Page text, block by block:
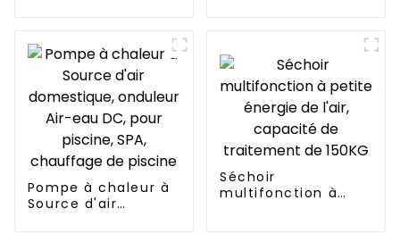
chaleur chauffe-eau
Pompe à chaleur à
Source d'air
Séchoir
multifonction à